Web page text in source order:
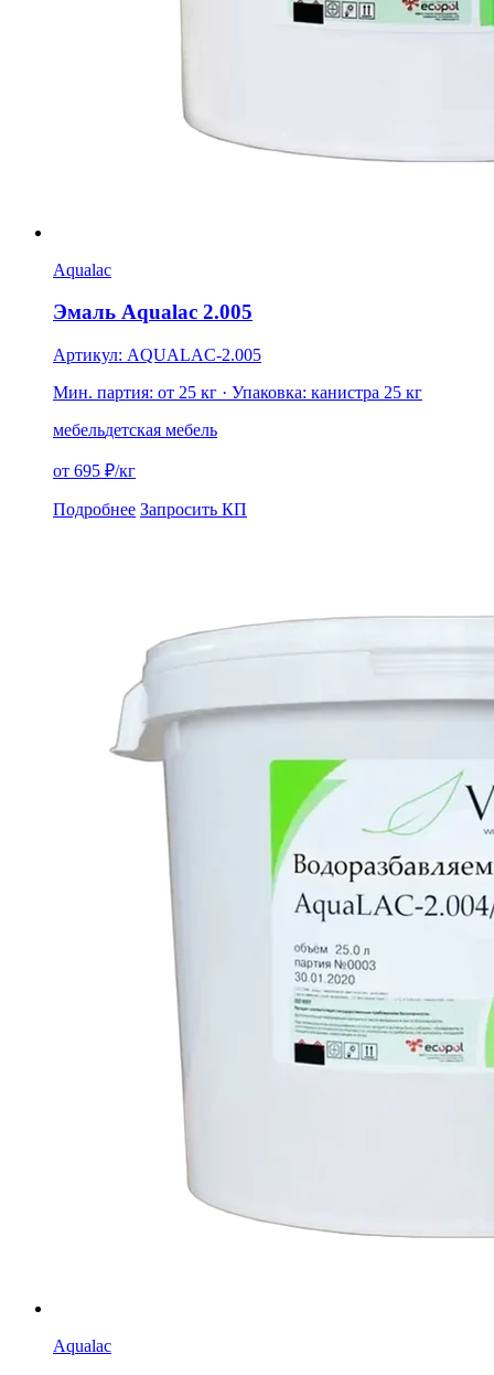
Aqualac
Эмаль Aqualac 2.005
Артикул: AQUALAC-2.005
Мин. партия: от 25 кг · Упаковка: канистра 25 кг
мебельдетская мебель
от 695 ₽/кг
Подробнее Запросить КП
Aqualac